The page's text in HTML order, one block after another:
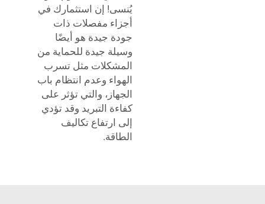
يُنسى! إن استثمارك في
أجزاء مفصلات ذات
جودة جيدة هو أيضًا
وسيلة جيدة للحماية من
المشكلات مثل تسرب
الهواء وعدم انتظام باب
الجهاز، والتي تؤثر على
كفاءة التبريد وقد تؤدي
إلى ارتفاع تكاليف